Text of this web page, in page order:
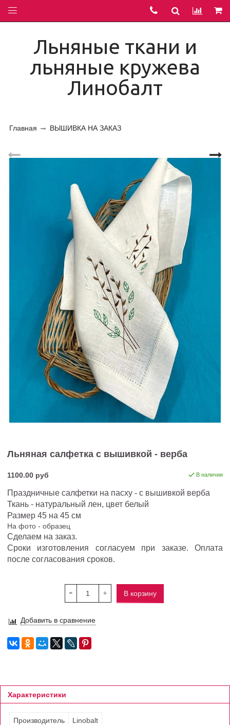
Льняные ткани и
льняные кружева
Линобалт
Главная ВЫШИВКА НА ЗАКАЗ
Льняная салфетка с вышивкой - верба
1100.00 руб В наличии
Праздничные салфетки на пасху - с вышивкой верба
Ткань - натуральный лен, цвет белый
Размер 45 на 45 см
На фото - образец
Сделаем на заказ.
Сроки изготовления согласуем при заказе. Оплата
после согласования сроков.
В корзину
Добавить в сравнение
Характеристики
Производитель Linobalt